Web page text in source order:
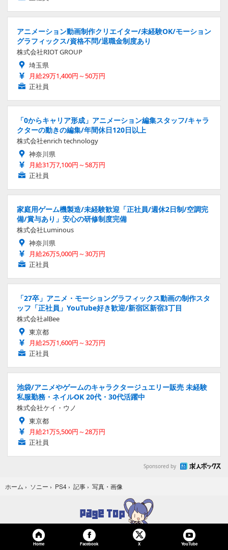
アニメーション動画制作クリエイター/未経験OK/モーション
グラフィックス/資格不問/退職金制度あり
株式会社RIOT GROUP
埼玉県
月給29万1,400円～50万円
正社員
「0からキャリア形成」アニメーション編集スタッフ/キャラ
クターの動きの編集/年間休日120日以上
株式会社enrich technology
神奈川県
月給31万7,100円～58万円
正社員
家庭用ゲーム機製造/未経験歓迎「正社員/週休2日制/空調完
備/賞与あり」安心の研修制度完備
株式会社Luminous
神奈川県
月給26万5,000円～30万円
正社員
「27卒」アニメ・モーショングラフィックス動画の制作スタ
ッフ「正社員」YouTube好き歓迎/新宿区新宿3丁目
株式会社alBee
東京都
月給25万1,600円～32万円
正社員
池袋/アニメやゲームのキャラクタージュエリー販売 未経験
私服勤務・ネイルOK 20代・30代活躍中
株式会社ケイ・ウノ
東京都
月給21万5,500円～28万円
正社員
Sponsored by
ホーム › ソニー › PS4 › 記事 › 写真・画像
Home Facebook X YouTube